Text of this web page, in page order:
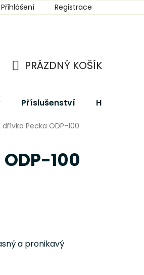
Přihlášení Registrace
KOŠÍK
PRÁZDNÝ KOŠÍK
Příslušenství Hudební
Pecka ODP-100
100
a pronikavý